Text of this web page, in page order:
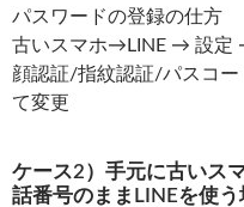
パスワードの登録の仕方
古いスマホ→LINE → 設
顔認証/指紋認証/パスコ
て変更
ケース2）手元に古いス
話番号のままLINEを使う